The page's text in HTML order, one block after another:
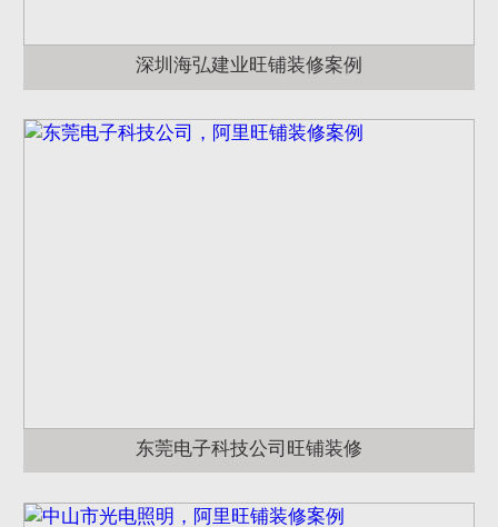
深圳海弘建业旺铺装修案例
东莞电子科技公司旺铺装修